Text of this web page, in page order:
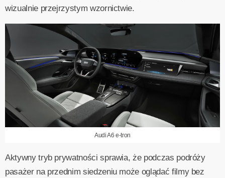
wizualnie przejrzystym wzornictwie.
Audi A6 e-tron
Aktywny tryb prywatności sprawia, że podczas podróży
pasażer na przednim siedzeniu może oglądać filmy bez